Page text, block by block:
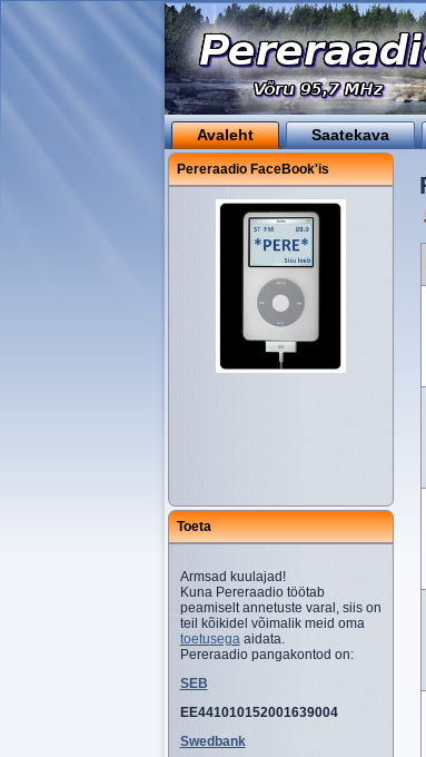
Avaleht Saatekava
Pereraadio FaceBook'is
Toeta
Armsad kuulajad!
Kuna Pereraadio töötab
peamiselt annetuste varal, siis on
teil kõikidel võimalik meid oma
toetusegaaidata.
Pereraadio pangakontod on:
SEB
EE441010152001639004
Swedbank